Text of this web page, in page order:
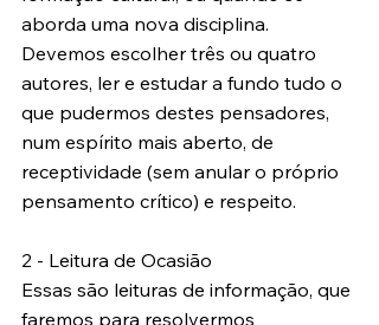
aborda uma nova disciplina.
Devemos escolher três ou quatro
autores, ler e estudar a fundo tudo o
que pudermos destes pensadores,
num espírito mais aberto, de
receptividade (sem anular o próprio
pensamento crítico) e respeito.
2 - Leitura de Ocasião
Essas são leituras de informação, que
faremos para resolvermos